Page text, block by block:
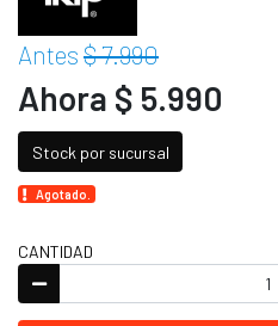
Antes $ 7.990
Ahora $ 5.990
Stock por sucursal
Agotado.
CANTIDAD